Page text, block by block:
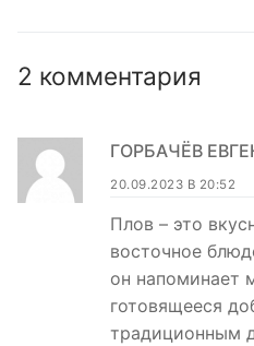
2 комментария
ГОРБАЧЁВ
20.09.2023 В 20:52
Плов – это
восточное
он напоминает
готовящееся
традиционным